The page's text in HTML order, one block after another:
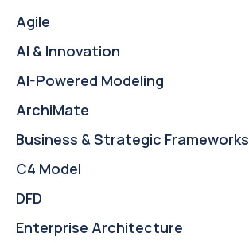
Agile
AI & Innovation
AI-Powered Modeling
ArchiMate
Business & Strategic Frameworks
C4 Model
DFD
Enterprise Architecture